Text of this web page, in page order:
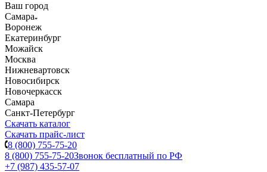
Ваш город
Самара
Воронеж
Екатеринбург
Можайск
Москва
Нижневартовск
Новосибирск
Новочеркасск
Самара
Санкт-Петербург
Скачать каталог
Скачать прайс-лист
8 (800) 755-75-20
8 (800) 755-75-20Звонок бесплатный по РФ
+7 (987) 435-57-07